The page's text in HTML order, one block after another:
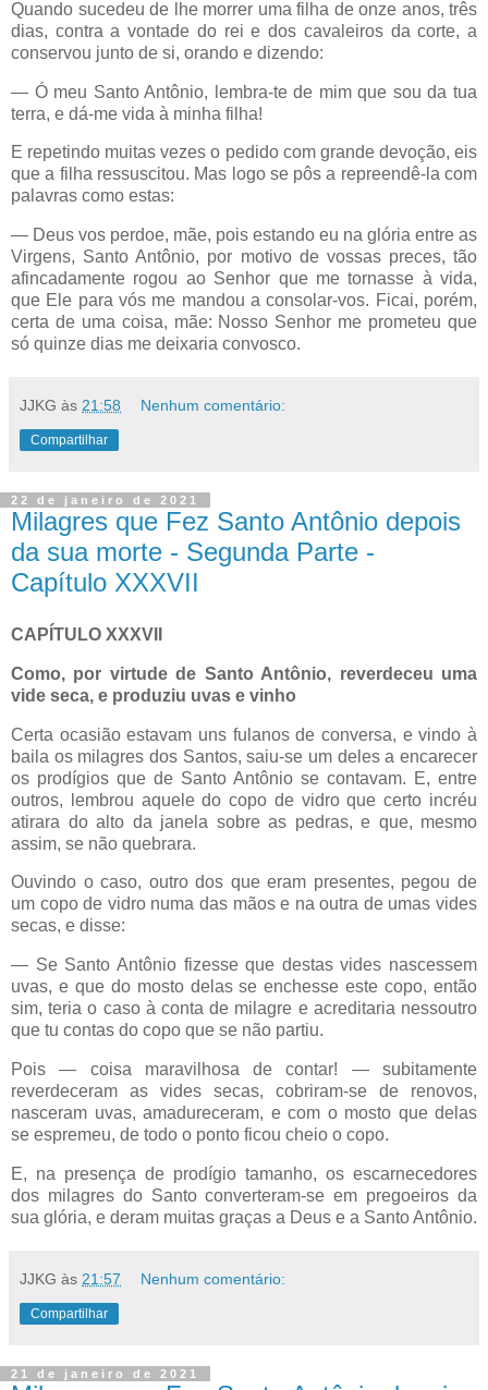
Quando sucedeu de lhe morrer uma filha de onze anos, três
dias, contra a vontade do rei e dos cavaleiros da corte, a
conservou junto de si, orando e dizendo:
— Ó meu Santo Antônio, lembra-te de mim que sou da tua
terra, e dá-me vida à minha filha!
E repetindo muitas vezes o pedido com grande devoção, eis
que a filha ressuscitou. Mas logo se pôs a repreendê-la com
palavras como estas:
— Deus vos perdoe, mãe, pois estando eu na glória entre as
Virgens, Santo Antônio, por motivo de vossas preces, tão
afincadamente rogou ao Senhor que me tornasse à vida,
que Ele para vós me mandou a consolar-vos. Ficai, porém,
certa de uma coisa, mãe: Nosso Senhor me prometeu que
só quinze dias me deixaria convosco.
JJKG às 21:58 Nenhum comentário:
Compartilhar
22 de janeiro de 2021
Milagres que Fez Santo Antônio depois
da sua morte - Segunda Parte -
Capítulo XXXVII
CAPÍTULO XXXVII
Como, por virtude de Santo Antônio, reverdeceu uma
vide seca, e produziu uvas e vinho
Certa ocasião estavam uns fulanos de conversa, e vindo à
baila os milagres dos Santos, saiu-se um deles a encarecer
os prodígios que de Santo Antônio se contavam. E, entre
outros, lembrou aquele do copo de vidro que certo incréu
atirara do alto da janela sobre as pedras, e que, mesmo
assim, se não quebrara.
Ouvindo o caso, outro dos que eram presentes, pegou de
um copo de vidro numa das mãos e na outra de umas vides
secas, e disse:
— Se Santo Antônio fizesse que destas vides nascessem
uvas, e que do mosto delas se enchesse este copo, então
sim, teria o caso à conta de milagre e acreditaria nessoutro
que tu contas do copo que se não partiu.
Pois — coisa maravilhosa de contar! — subitamente
reverdeceram as vides secas, cobriram-se de renovos,
nasceram uvas, amadureceram, e com o mosto que delas
se espremeu, de todo o ponto ficou cheio o copo.
E, na presença de prodígio tamanho, os escarnecedores
dos milagres do Santo converteram-se em pregoeiros da
sua glória, e deram muitas graças a Deus e a Santo Antônio.
JJKG às 21:57 Nenhum comentário:
Compartilhar
21 de janeiro de 2021